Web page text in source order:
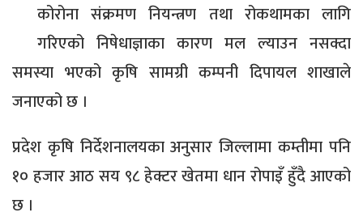
कोरोना संक्रमण नियन्त्रण तथा रोकथामका लागि
गरिएको निषेधाज्ञाका कारण मल ल्याउन नसक्दा
समस्या भएको कृषि सामग्री कम्पनी दिपायल शाखाले
जनाएको छ ।
प्रदेश कृषि निर्देशनालयका अनुसार जिल्लामा कम्तीमा पनि
१० हजार आठ सय ९८ हेक्टर खेतमा धान रोपाइँ हुँदै आएको
छ ।